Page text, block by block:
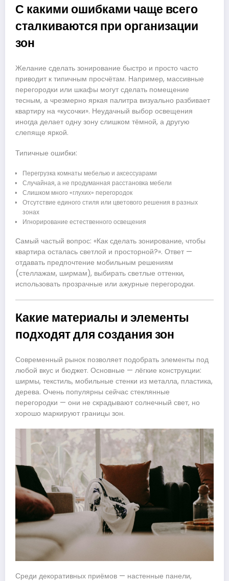
С какими ошибками чаще всего
сталкиваются при организации
зон
Желание сделать зонирование быстро и просто часто
приводит к типичным просчётам. Например, массивные
перегородки или шкафы могут сделать помещение
тесным, а чрезмерно яркая палитра визуально разбивает
квартиру на «кусочки». Неудачный выбор освещения
иногда делает одну зону слишком тёмной, а другую
слепяще яркой.
Типичные ошибки:
Перегрузка комнаты мебелью и аксессуарами
Случайная, а не продуманная расстановка мебели
Слишком много «глухих» перегородок
Отсутствие единого стиля или цветового решения в разных
зонах
Игнорирование естественного освещения
Самый частый вопрос: «Как сделать зонирование, чтобы
квартира осталась светлой и просторной?». Ответ —
отдавать предпочтение мобильным решениям
(стеллажам, ширмам), выбирать светлые оттенки,
использовать прозрачные или ажурные перегородки.
Какие материалы и элементы
подходят для создания зон
Современный рынок позволяет подобрать элементы под
любой вкус и бюджет. Основные — лёгкие конструкции:
ширмы, текстиль, мобильные стенки из металла, пластика,
дерева. Очень популярны сейчас стеклянные
перегородки — они не скрадывают солнечный свет, но
хорошо маркируют границы зон.
Среди декоративных приёмов — настенные панели,